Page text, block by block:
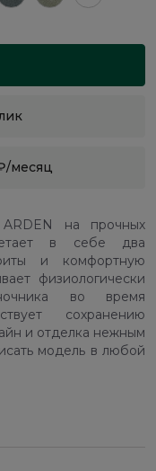
месяц
на прочных
в себе два
и комфортную
физиологически
во время
сохранению
и отделка нежным
модель в любой